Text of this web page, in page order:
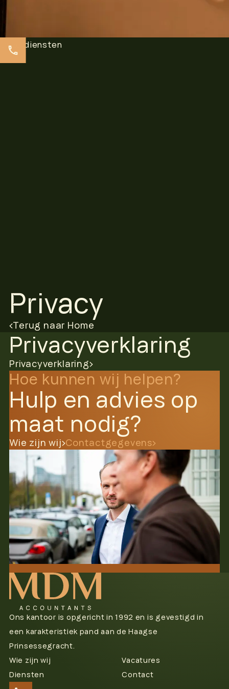
Onze diensten
Privacy
Terug naar Home
Privacyverklaring
Privacyverklaring
Hoe kunnen wij helpen?
Hulp en advies op
maat nodig?
Wie zijn wij Contactgegevens
Ons kantoor is opgericht in 1992 en is gevestigd in
een karakteristiek pand aan de Haagse
Prinsessegracht.
Wie zijn wij
Diensten
Vacatures
Contact